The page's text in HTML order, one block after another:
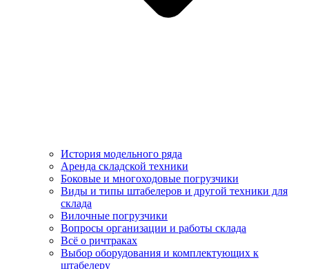
История модельного ряда
Аренда складской техники
Боковые и многоходовые погрузчики
Виды и типы штабелеров и другой техники для
склада
Вилочные погрузчики
Вопросы организации и работы склада
Всё о ричтраках
Выбор оборудования и комплектующих к
штабелеру